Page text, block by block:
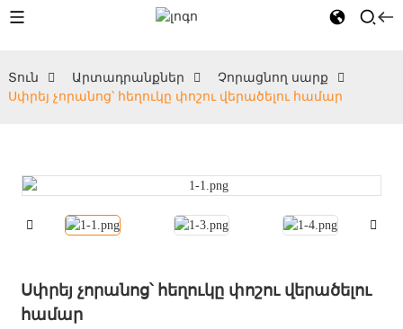
Տուն Արտադրանքներ
Չորացնող սարք
Սփրեյ չորանոց՝ հեղուկը փոշու վերածելու համար
Սփրեյ չորանոց՝ հեղուկը փոշու վերածելու
համար